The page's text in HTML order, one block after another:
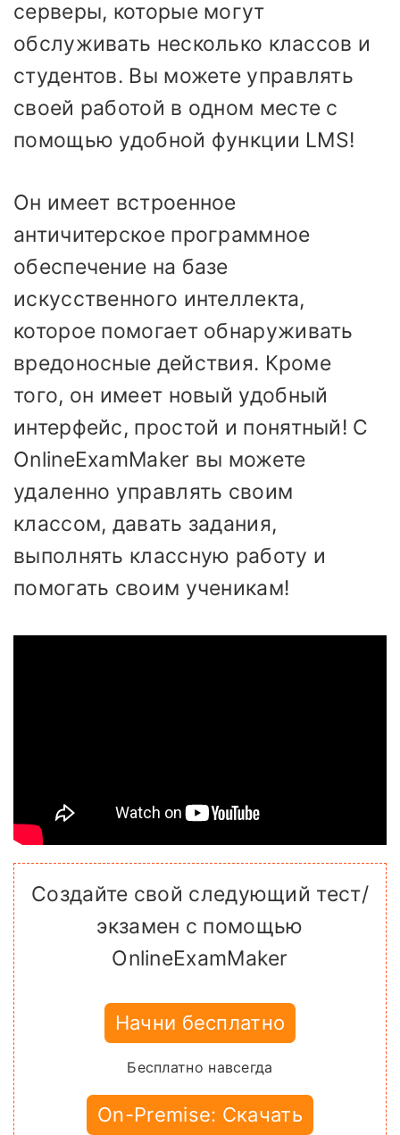
серверы, которые могут
обслуживать несколько классов и
студентов. Вы можете управлять
своей работой в одном месте с
помощью удобной функции LMS!
Он имеет встроенное
античитерское программное
обеспечение на базе
искусственного интеллекта,
которое помогает обнаруживать
вредоносные действия. Кроме
того, он имеет новый удобный
интерфейс, простой и понятный! С
OnlineExamMaker вы можете
удаленно управлять своим
классом, давать задания,
выполнять классную работу и
помогать своим ученикам!
Создайте свой следующий тест/
экзамен с помощью
OnlineExamMaker
Начни бесплатно
Бесплатно навсегда
On-Premise: Скачать